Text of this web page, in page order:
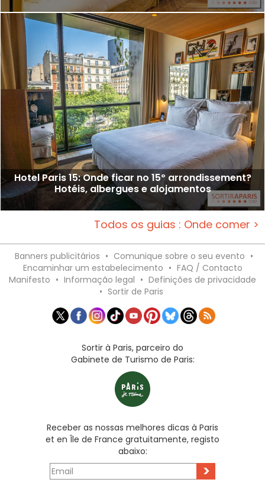
Hotel Paris 15: Onde ficar no 15º arrondissement?
Hotéis, albergues e alojamentos
Todos os guias : Onde comer >
Banners publicitários • Comunique sobre o seu evento •
Encaminhar um estabelecimento • FAQ / Contacto
Manifesto • Informação legal • Definições de privacidade
• Sortir de Paris
Sortir à Paris, parceiro do
Gabinete de Turismo de Paris:
Receber as nossas melhores dicas à Paris
et en Île de France gratuitamente, registo
abaixo:
>